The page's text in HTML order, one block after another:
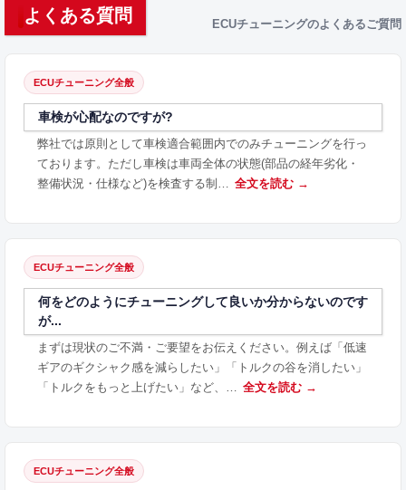
よくある質問 ECUチューニングのよくあるご質問
ECUチューニング全般
車検が心配なのですが?
弊社では原則として車検適合範囲内でのみチューニングを行っ
ております。ただし車検は車両全体の状態(部品の経年劣化・
整備状況・仕様など)を検査する制… 全文を読む →
ECUチューニング全般
何をどのようにチューニングして良いか分からないのです
が...
まずは現状のご不満・ご要望をお伝えください。例えば「低速
ギアのギクシャク感を減らしたい」「トルクの谷を消したい」
「トルクをもっと上げたい」など、… 全文を読む →
ECUチューニング全般